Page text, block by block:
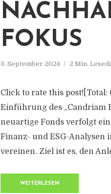
FOKUS
3. September 2024 2 Min.
Click to rate this
Einführung des „Candriam
neuartige Fonds verfolgt
Finanz- und ESG-
vereinen. Ziel ist es, den
WEITERLESEN